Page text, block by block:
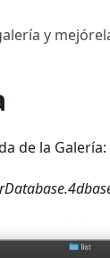
y
de la Galería: